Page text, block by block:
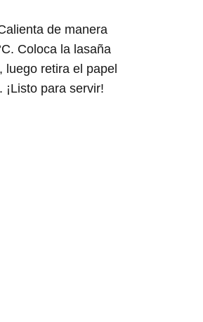
de manera
Coloca la lasaña
luego retira el papel
para servir!